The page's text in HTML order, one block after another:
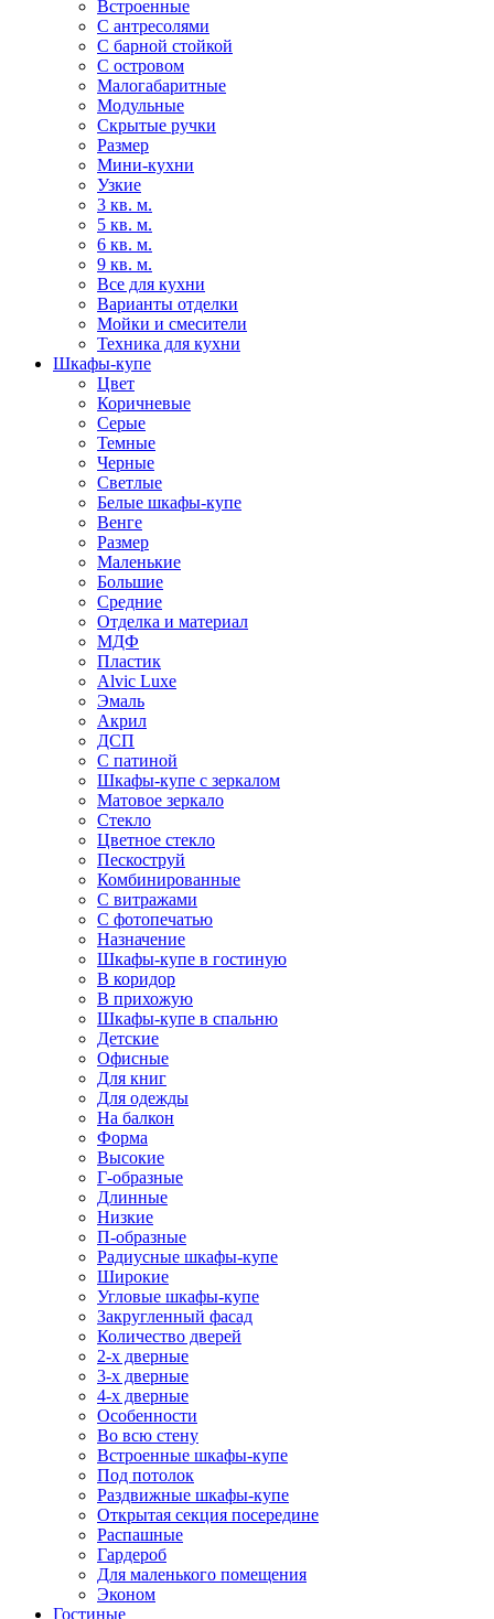
Встроенные
С антресолями
С барной стойкой
С островом
Малогабаритные
Модульные
Скрытые ручки
Размер
Мини-кухни
Узкие
3 кв. м.
5 кв. м.
6 кв. м.
9 кв. м.
Все для кухни
Варианты отделки
Мойки и смесители
Техника для кухни
Шкафы-купе
Цвет
Коричневые
Серые
Темные
Черные
Светлые
Белые шкафы-купе
Венге
Размер
Маленькие
Большие
Средние
Отделка и материал
МДФ
Пластик
Alvic Luxe
Эмаль
Акрил
ДСП
С патиной
Шкафы-купе с зеркалом
Матовое зеркало
Стекло
Цветное стекло
Пескоструй
Комбинированные
С витражами
С фотопечатью
Назначение
Шкафы-купе в гостиную
В коридор
В прихожую
Шкафы-купе в спальню
Детские
Офисные
Для книг
Для одежды
На балкон
Форма
Высокие
Г-образные
Длинные
Низкие
П-образные
Радиусные шкафы-купе
Широкие
Угловые шкафы-купе
Закругленный фасад
Количество дверей
2-х дверные
3-х дверные
4-х дверные
Особенности
Во всю стену
Встроенные шкафы-купе
Под потолок
Раздвижные шкафы-купе
Открытая секция посередине
Распашные
Гардероб
Для маленького помещения
Эконом
Гостиные